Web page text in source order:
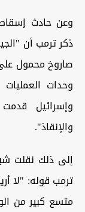
وعن حادث إسقاط
وحدات
وإسرائيل
والإنقاذ".
إلى ذلك نقلت
ترمب قوله: "لا
متسع كبير من